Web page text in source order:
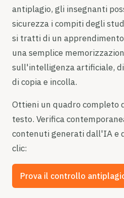
antiplagio, gli insegnanti
sicurezza i compiti degli
si tratti di un
una semplice
sull'intelligenza artificiale,
di copia e incolla.
Ottieni un quadro
testo. Verifica
contenuti generati dall'IA e
clic:
Prova il controllo